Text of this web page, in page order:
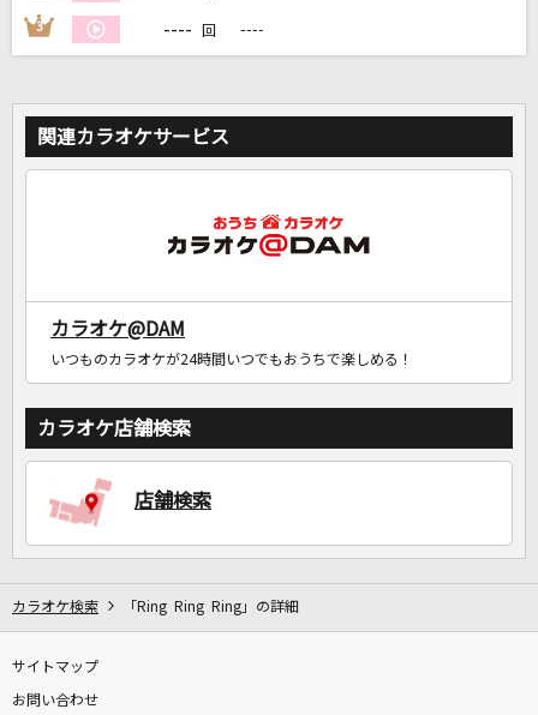
3 ---- 回 ----
関連カラオケサービス
カラオケ@DAM
いつものカラオケが24時間いつでもおうちで楽しめる！
カラオケ店舗検索
店舗検索
カラオケ検索 「Ring Ring Ring」の詳細
サイトマップ
お問い合わせ